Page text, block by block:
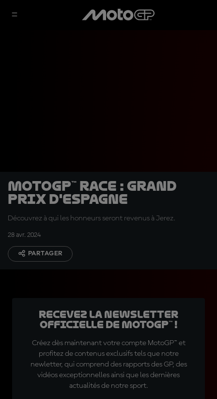
MotoGP™ Race : Grand
Prix d'Espagne
Découvrez à qui les honneurs seront revenus à Jerez.
28 avr. 2024
PARTAGER
Recevez la Newsletter
officielle de MotoGP™ !
Créez dès maintenant votre compte MotoGP™ et
profitez de contenus exclusifs tels que notre
newletter, qui comprend des rapports des GP, des
vidéos exceptionnelles ainsi que les dernières
actualités de notre sport.